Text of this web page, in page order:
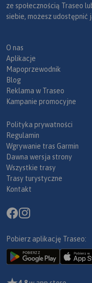
ze społecznością Traseo
siebie, możesz udostępnić
O nas
Aplikacje
Mapoprzewodnik
Blog
Reklama w Traseo
Kampanie promocyjne
Polityka prywatności
Regulamin
Wgrywanie tras Garmin
Dawna wersja strony
Wszystkie trasy
Trasy turystyczne
Kontakt
Pobierz aplikację Traseo: